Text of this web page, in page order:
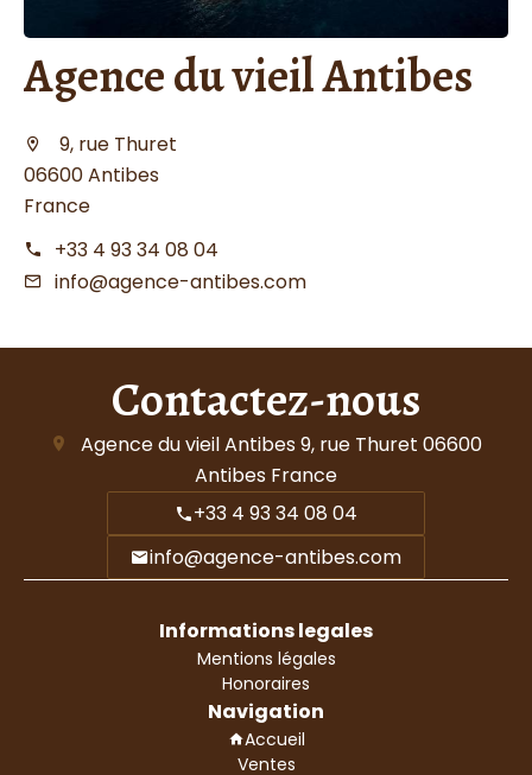
Agence du vieil Antibes
9, rue Thuret
06600 Antibes
France
+33 4 93 34 08 04
info@agence-antibes.com
Contactez-nous
Agence du vieil Antibes 9, rue Thuret 06600
Antibes France
+33 4 93 34 08 04
info@agence-antibes.com
Informations legales
Mentions légales
Honoraires
Navigation
Accueil
Ventes